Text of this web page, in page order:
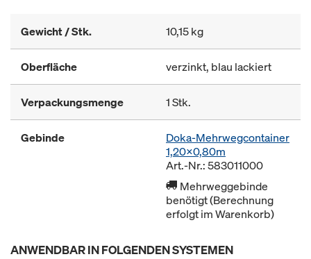
Gewicht / Stk. 10,15 kg
Oberfläche verzinkt, blau lackiert
Verpackungsmenge 1 Stk.
Gebinde
Doka-Mehrwegcontainer
1,20x0,80m
Art.-Nr.: 583011000
Mehrweggebinde
benötigt (Berechnung
erfolgt im Warenkorb)
ANWENDBAR IN FOLGENDEN SYSTEMEN